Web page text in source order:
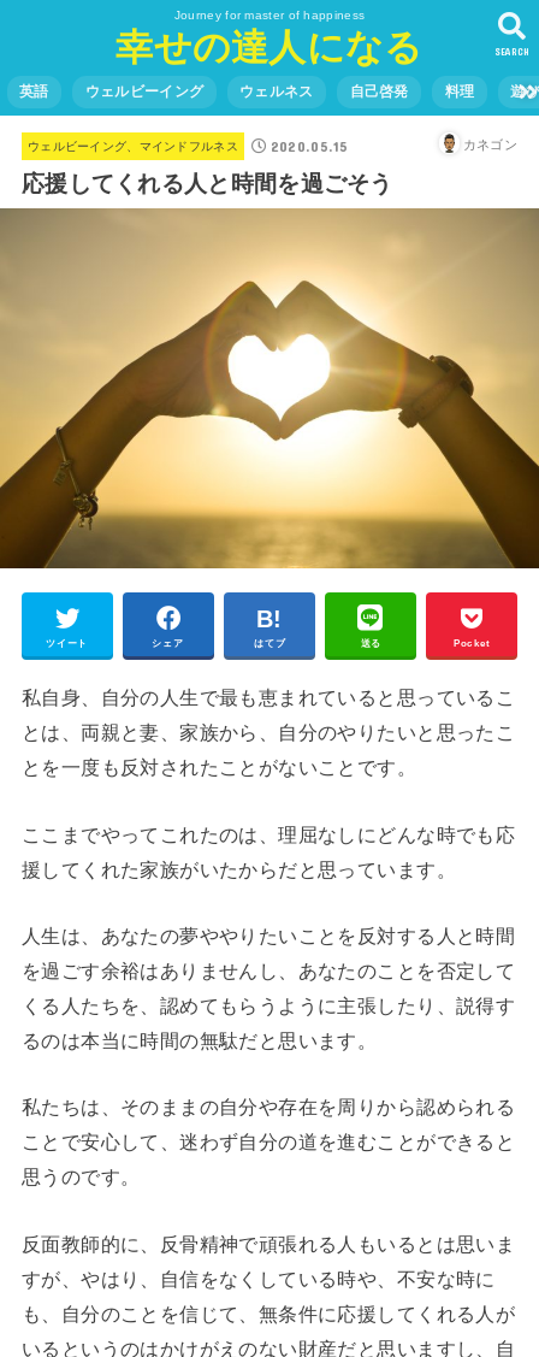
Journey for master of happiness
幸せの達人になる SEARCH
英語 ウェルビーイング ウェルネス 自己啓発 料理 遊
ウェルビーイング、マインドフルネス 2020.05.15 カネゴン
応援してくれる人と時間を過ごそう
ツイート シェア はてブ 送る Pocket
私自身、自分の人生で最も恵まれていると思っているこ
とは、両親と妻、家族から、自分のやりたいと思ったこ
とを一度も反対されたことがないことです。
ここまでやってこれたのは、理屈なしにどんな時でも応
援してくれた家族がいたからだと思っています。
人生は、あなたの夢ややりたいことを反対する人と時間
を過ごす余裕はありませんし、あなたのことを否定して
くる人たちを、認めてもらうように主張したり、説得す
るのは本当に時間の無駄だと思います。
私たちは、そのままの自分や存在を周りから認められる
ことで安心して、迷わず自分の道を進むことができると
思うのです。
反面教師的に、反骨精神で頑張れる人もいるとは思いま
すが、やはり、自信をなくしている時や、不安な時に
も、自分のことを信じて、無条件に応援してくれる人が
いるというのはかけがえのない財産だと思いますし、自